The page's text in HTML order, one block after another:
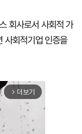
회사로서 사회적 가
사회적기업 인증을
arrow_forward_ios 더보기